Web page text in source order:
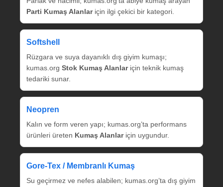
Parti Kumaş Alanlariçin ilgi çekici bir kategori.
Softshell
Rüzgara ve suya dayanıklı dış giyim kumaşı;
kumas.org Stok Kumaş Alanlariçin teknik kumaş
tedariki sunar.
Neopren
Kalın ve form veren yapı; kumas.org’ta performans
ürünleri üreten Kumaş Alanlariçin uygundur.
Gore‑Tex / Membranlı Kumaş
Su geçirmez ve nefes alabilen; kumas.org’ta dış giyim